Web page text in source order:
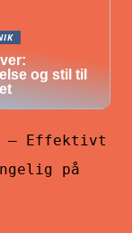
og stil til
– Effektivt
på